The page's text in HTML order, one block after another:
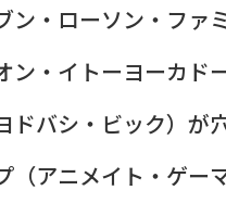
ン・ローソン・ファ
ン・イトーヨーカド
ドバシ・ビック）が
（アニメイト・ゲー